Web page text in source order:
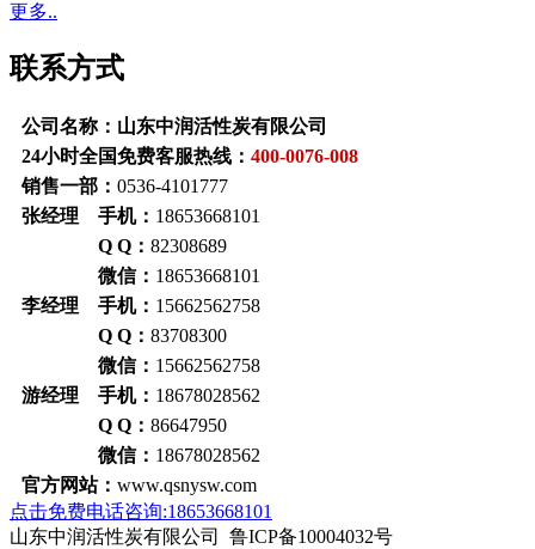
更多..
联系方式
公司名称：山东中润活性炭有限公司
24小时全国免费客服热线： 400-0076-008
销售一部： 0536-4101777
张经理 手机： 18653668101
Q Q： 82308689
微信： 18653668101
李经理 手机： 15662562758
Q Q： 83708300
微信： 15662562758
游经理 手机： 18678028562
Q Q： 86647950
微信： 18678028562
官方网站： www.qsnysw.com
点击免费电话咨询:18653668101
山东中润活性炭有限公司 鲁ICP备10004032号